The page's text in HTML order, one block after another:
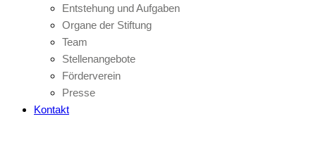
Entstehung und Aufgaben
Organe der Stiftung
Team
Stellenangebote
Förderverein
Presse
Kontakt